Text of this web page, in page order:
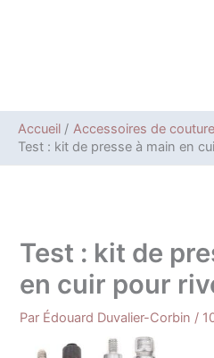
Accueil
Accessoires de couture
Test : kit de presse à main en
Test : kit de
en cuir pour
Par Édouard Duvalier-Corbin /